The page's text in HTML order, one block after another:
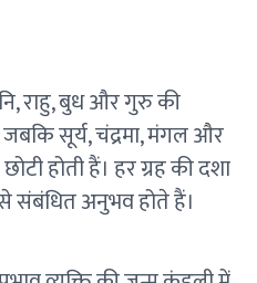
राहु, बुध और गुरु की
सूर्य, चंद्रमा, मंगल और
होती हैं। हर ग्रह की दशा
संबंधित अनुभव होते हैं।